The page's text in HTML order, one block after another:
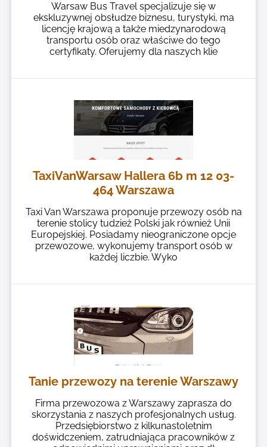
Warsaw Bus Travel specjalizuje się w
ekskluzywnej obsłudze biznesu, turystyki, ma
licencję krajową a także miedzynarodową
transportu osób oraz właściwe do tego
certyfikaty. Oferujemy dla naszych klie
TaxiVanWarsaw Hallera 6b m 12 03-
464 Warszawa
Taxi Van Warszawa proponuje przewozy osób na
terenie stolicy tudzież Polski jak również Unii
Europejskiej. Posiadamy nieograniczone opcje
przewozowe, wykonujemy transport osób w
każdej liczbie. Wyko
Tanie przewozy na terenie Warszawy
Firma przewozowa z Warszawy zaprasza do
skorzystania z naszych profesjonalnych usług.
Przedsiębiorstwo z kilkunastoletnim
doświdczeniem, zatrudniająca pracowników z